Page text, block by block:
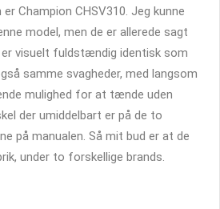
Champion CHSV310. Jeg kunne
model, men de er allerede sagt
er visuelt fuldstændig identisk som
samme svagheder, med langsom
mulighed for at tænde uden
der umiddelbart er på de to
på manualen. Så mit bud er at de
under to forskellige brands.